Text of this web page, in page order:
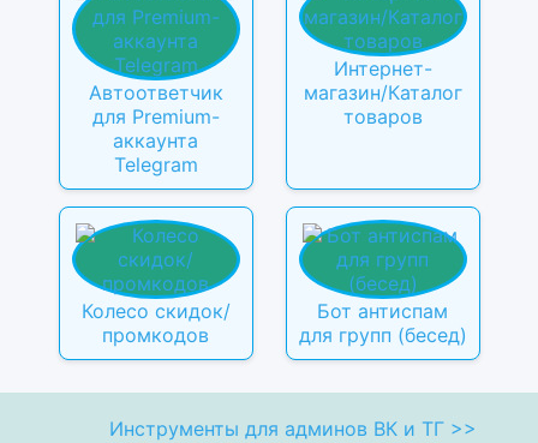
Автоответчик
для Premium-
аккаунта
Telegram
Интернет-
магазин/Каталог
товаров
Колесо скидок/
промкодов
Бот антиспам
для групп (бесед)
Инструменты для админов ВК и ТГ >>